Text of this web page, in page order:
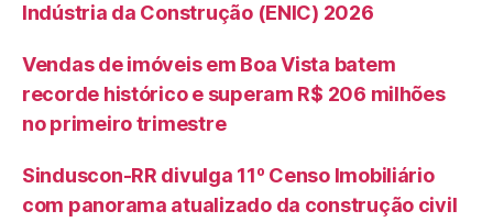
Indústria da Construção (ENIC) 2026
Vendas de imóveis em Boa Vista batem
recorde histórico e superam R$ 206 milhões
no primeiro trimestre
Sinduscon-RR divulga 11º Censo Imobiliário
com panorama atualizado da construção civil